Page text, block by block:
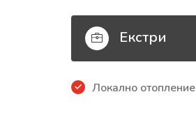
Екстри
Локално отопление